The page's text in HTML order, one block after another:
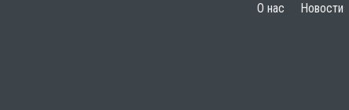
О нас Новости